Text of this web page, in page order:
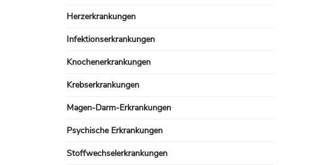
Herzerkrankungen
Infektionserkrankungen
Knochenerkrankungen
Krebserkrankungen
Magen-Darm-Erkrankungen
Psychische Erkrankungen
Stoffwechselerkrankungen